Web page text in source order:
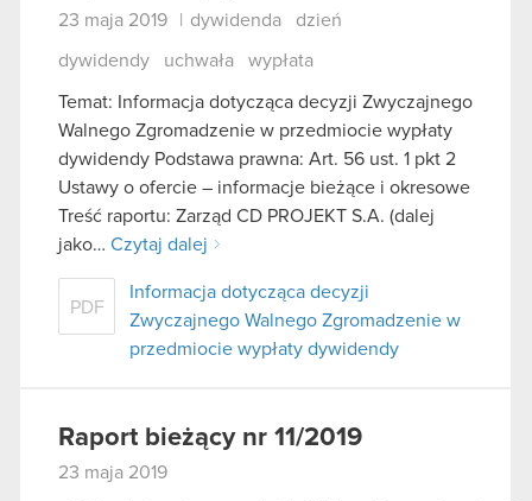
23 maja 2019 dywidenda dzień
dywidendy uchwała wypłata
Temat: Informacja dotycząca decyzji Zwyczajnego
Walnego Zgromadzenie w przedmiocie wypłaty
dywidendy Podstawa prawna: Art. 56 ust. 1 pkt 2
Ustawy o ofercie – informacje bieżące i okresowe
Treść raportu: Zarząd CD PROJEKT S.A. (dalej
jako… Czytaj dalej
PDF
Informacja dotycząca decyzji
Zwyczajnego Walnego Zgromadzenie w
przedmiocie wypłaty dywidendy
Raport bieżący nr 11/2019
23 maja 2019